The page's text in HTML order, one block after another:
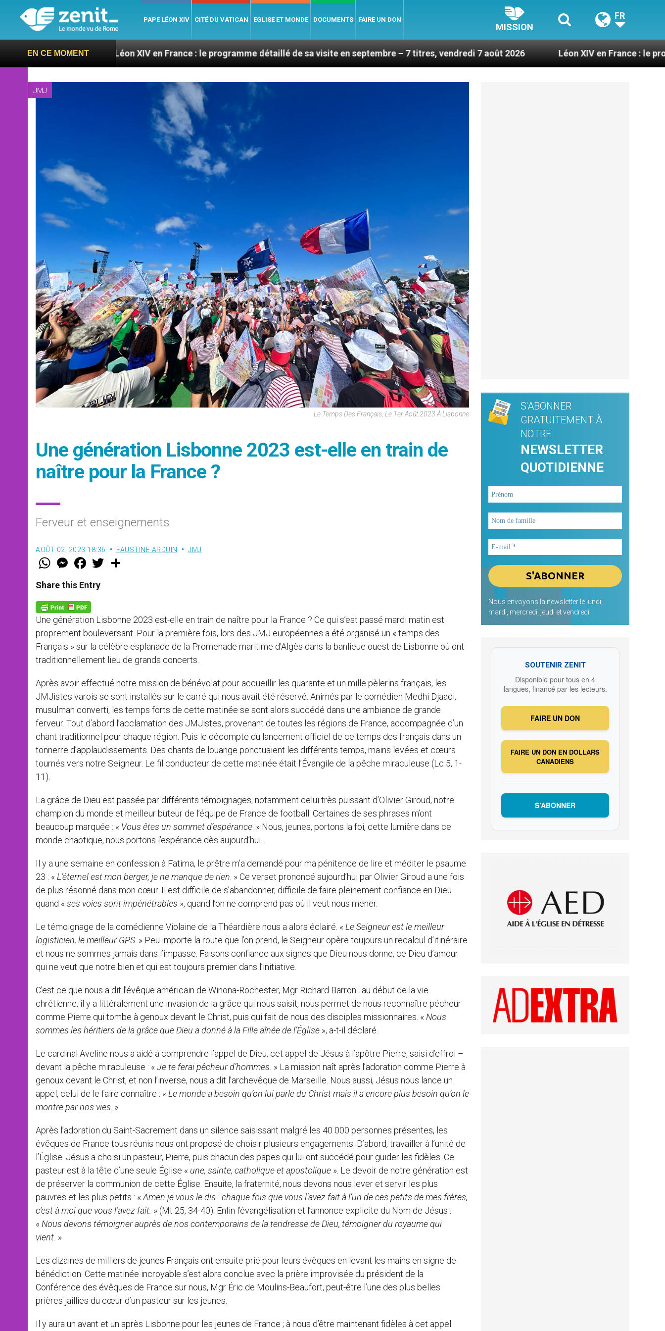
PAPE LÉON XIV CITÉ DU VATICAN EGLISE ET MONDE DOCUMENTS FAIRE UN DON
MISSION
FR
EN CE MOMENT
Léon XIV en France : le programme détaillé de sa visite en septembre – 7 titres, vendredi 7 août 2026 Léon XIV en France : le programme
JMJ
Le Temps Des Français, Le 1er Août 2023 À Lisbonne
Une génération Lisbonne 2023 est-elle en train de
naître pour la France ?
Ferveur et enseignements
AOÛT 02, 2023 18:36 FAUSTINE ARDUIN JMJ
W
t
s
p
p
M
e
s
e
g
e
r
F
a
e
b
k
w
Share this Entry
Une génération Lisbonne 2023 est-elle en train de naître pour la France ? Ce qui s’est passé mardi matin est
proprement bouleversant. Pour la première fois, lors des JMJ européennes a été organisé un « temps des
Français » sur la célèbre esplanade de la Promenade maritime d’Algès dans la banlieue ouest de Lisbonne où ont
traditionnellement lieu de grands concerts.
Après avoir effectué notre mission de bénévolat pour accueillir les quarante et un mille pèlerins français, les
JMJistes varois se sont installés sur le carré qui nous avait été réservé. Animés par le comédien Medhi Djaadi,
musulman converti, les temps forts de cette matinée se sont alors succédé dans une ambiance de grande
ferveur. Tout d’abord l’acclamation des JMJistes, provenant de toutes les régions de France, accompagnée d’un
chant traditionnel pour chaque région. Puis le décompte du lancement officiel de ce temps des français dans un
tonnerre d’applaudissements. Des chants de louange ponctuaient les différents temps, mains levées et cœurs
tournés vers notre Seigneur. Le fil conducteur de cette matinée était l’Évangile de la pêche miraculeuse (Lc 5, 1-
11).
La grâce de Dieu est passée par différents témoignages, notamment celui très puissant d’Olivier Giroud, notre
champion du monde et meilleur buteur de l’équipe de France de football. Certaines de ses phrases m’ont
beaucoup marquée : « Vous êtes un sommet d’espérance . » Nous, jeunes, portons la foi, cette lumière dans ce
monde chaotique, nous portons l’espérance dès aujourd’hui.
Il y a une semaine en confession à Fatima, le prêtre m’a demandé pour ma pénitence de lire et méditer le psaume
23 : « L’éternel est mon berger, je ne manque de rien . » Ce verset prononcé aujourd’hui par Olivier Giroud a une fois
de plus résonné dans mon cœur. Il est difficile de s’abandonner, difficile de faire pleinement confiance en Dieu
quand « ses voies sont impénétrables », quand l’on ne comprend pas où il veut nous mener.
Le témoignage de la comédienne Violaine de la Théardière nous a alors éclairé. « Le Seigneur est le meilleur
logisticien, le meilleur GPS. » Peu importe la route que l’on prend, le Seigneur opère toujours un recalcul d’itinéraire
et nous ne sommes jamais dans l’impasse. Faisons confiance aux signes que Dieu nous donne, ce Dieu d’amour
qui ne veut que notre bien et qui est toujours premier dans l’initiative.
C’est ce que nous a dit l’évêque américain de Winona-Rochester, Mgr Richard Barron : au début de la vie
chrétienne, il y a littéralement une invasion de la grâce qui nous saisit, nous permet de nous reconnaître pécheur
comme Pierre qui tombe à genoux devant le Christ, puis qui fait de nous des disciples missionnaires. « Nous
sommes les héritiers de la grâce que Dieu a donné à la Fille aînée de l’Église », a-t-il déclaré.
Le cardinal Aveline nous a aidé à comprendre l’appel de Dieu, cet appel de Jésus à l’apôtre Pierre, saisi d’effroi –
devant la pêche miraculeuse : « Je te ferai pêcheur d’hommes. » La mission naît après l’adoration comme Pierre à
genoux devant le Christ, et non l’inverse, nous a dit l’archevêque de Marseille. Nous aussi, Jésus nous lance un
appel, celui de le faire connaître : « Le monde a besoin qu’on lui parle du Christ mais il a encore plus besoin qu’on le
montre par nos vies . »
Après l’adoration du Saint-Sacrement dans un silence saisissant malgré les 40 000 personnes présentes, les
évêques de France tous réunis nous ont proposé de choisir plusieurs engagements. D’abord, travailler à l’unité de
l’Église. Jésus a choisi un pasteur, Pierre, puis chacun des papes qui lui ont succédé pour guider les fidèles. Ce
pasteur est à la tête d’une seule Église « une, sainte, catholique et apostolique ». Le devoir de notre génération est
de préserver la communion de cette Église. Ensuite, la fraternité, nous devons nous lever et servir les plus
pauvres et les plus petits : « Amen je vous le dis : chaque fois que vous l’avez fait à l’un de ces petits de mes frères,
c’est à moi que vous l’avez fait. » (Mt 25, 34-40). Enfin l’évangélisation et l’annonce explicite du Nom de Jésus :
« Nous devons témoigner auprès de nos contemporains de la tendresse de Dieu, témoigner du royaume qui
vient. »
Les dizaines de milliers de jeunes Français ont ensuite prié pour leurs évêques en levant les mains en signe de
bénédiction. Cette matinée incroyable s’est alors conclue avec la prière improvisée du président de la
Conférence des évêques de France sur nous, Mgr Éric de Moulins-Beaufort, peut-être l’une des plus belles
prières jaillies du cœur d’un pasteur sur les jeunes.
Il y aura un avant et un après Lisbonne pour les jeunes de France ; à nous d’être maintenant fidèles à cet appel
S'ABONNER
GRATUITEMENT À
NOTRE
NEWSLETTER
QUOTIDIENNE
Nous envoyons la newsletter le lundi,
mardi, mercredi, jeudi et vendredi
SOUTENIR ZENIT
Disponible pour tous en 4
langues, financé par les lecteurs.
FAIRE UN DON
FAIRE UN DON EN DOLLARS
CANADIENS
S’ABONNER